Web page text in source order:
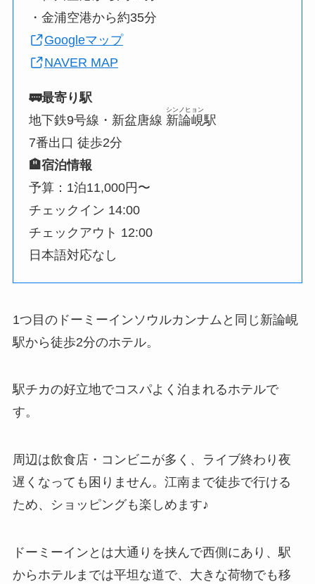
・金浦空港から約35分
Googleマップ
NAVER MAP
🚃最寄り駅
地下鉄9号線・新盆唐線 新論峴
シンノヒョン
駅
7番出口 徒歩2分
🏨宿泊情報
予算：1泊11,000円〜
チェックイン 14:00
チェックアウト 12:00
日本語対応なし
1つ目のドーミーインソウルカンナムと同じ新論峴
駅から徒歩2分のホテル。
駅チカの好立地でコスパよく泊まれるホテルで
す。
周辺は飲食店・コンビニが多く、ライブ終わり夜
遅くなっても困りません。江南まで徒歩で行ける
ため、ショッピングも楽しめます♪
ドーミーインとは大通りを挟んで西側にあり、駅
からホテルまでは平坦な道で、大きな荷物でも移